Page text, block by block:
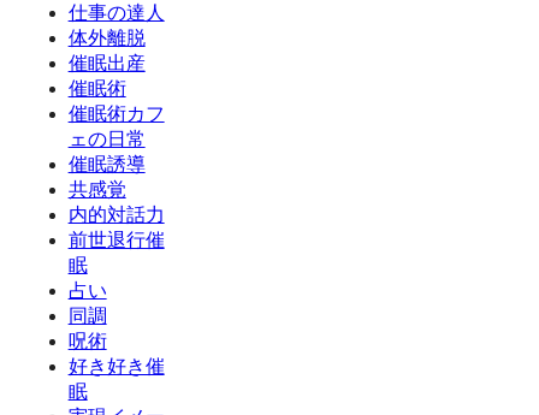
仕事の達人
体外離脱
催眠出産
催眠術
催眠術カフ
ェの日常
催眠誘導
共感覚
内的対話力
前世退行催
眠
占い
同調
呪術
好き好き催
眠